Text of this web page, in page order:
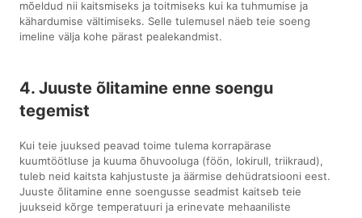
mõeldud nii kaitsmiseks ja toitmiseks kui ka tuhmumise ja
kähardumise vältimiseks. Selle tulemusel näeb teie soeng
imeline välja kohe pärast pealekandmist.
4. Juuste õlitamine enne soengu
tegemist
Kui teie juuksed peavad toime tulema korrapärase
kuumtöötluse ja kuuma õhuvooluga (föön, lokirull, triikraud),
tuleb neid kaitsta kahjustuste ja äärmise dehüdratsiooni eest.
Juuste õlitamine enne soengusse seadmist kaitseb teie
juukseid kõrge temperatuuri ja erinevate mehaaniliste